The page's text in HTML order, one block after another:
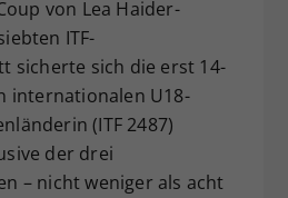
von Lea Haider-
ITF-
sicherte sich die erst 14-
internationalen U18-
(ITF 2487)
der drei
– nicht weniger als acht